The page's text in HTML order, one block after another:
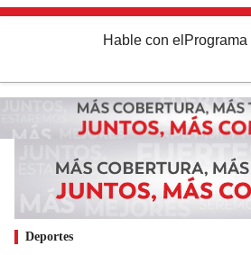
Hable con el Programa
Deportes